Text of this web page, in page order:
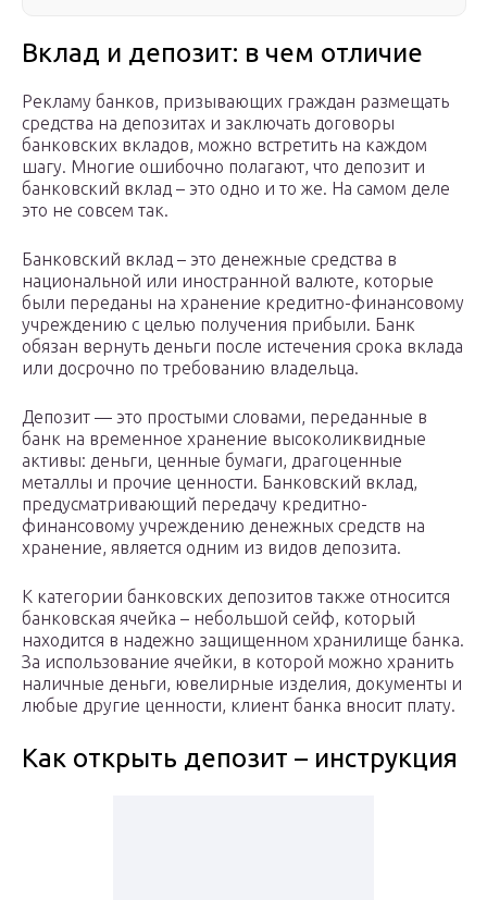
Вклад и депозит: в чем отличие
Рекламу банков, призывающих граждан размещать
средства на депозитах и заключать договоры
банковских вкладов, можно встретить на каждом
шагу. Многие ошибочно полагают, что депозит и
банковский вклад – это одно и то же. На самом деле
это не совсем так.
Банковский вклад – это денежные средства в
национальной или иностранной валюте, которые
были переданы на хранение кредитно-финансовому
учреждению с целью получения прибыли. Банк
обязан вернуть деньги после истечения срока вклада
или досрочно по требованию владельца.
Депозит — это простыми словами, переданные в
банк на временное хранение высоколиквидные
активы: деньги, ценные бумаги, драгоценные
металлы и прочие ценности. Банковский вклад,
предусматривающий передачу кредитно-
финансовому учреждению денежных средств на
хранение, является одним из видов депозита.
К категории банковских депозитов также относится
банковская ячейка – небольшой сейф, который
находится в надежно защищенном хранилище банка.
За использование ячейки, в которой можно хранить
наличные деньги, ювелирные изделия, документы и
любые другие ценности, клиент банка вносит плату.
Как открыть депозит – инструкция